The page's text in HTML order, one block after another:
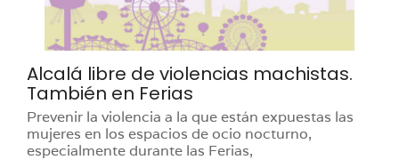
Alcalá libre de violencias machistas.
También en Ferias
Prevenir la violencia a la que están expuestas las
mujeres en los espacios de ocio nocturno,
especialmente durante las Ferias,